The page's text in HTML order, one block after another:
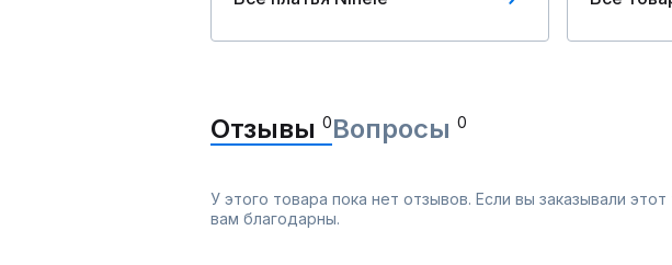
Отзывы 0Вопросы 0
У этого товара пока нет отзывов. Если вы заказывали
вам благодарны.